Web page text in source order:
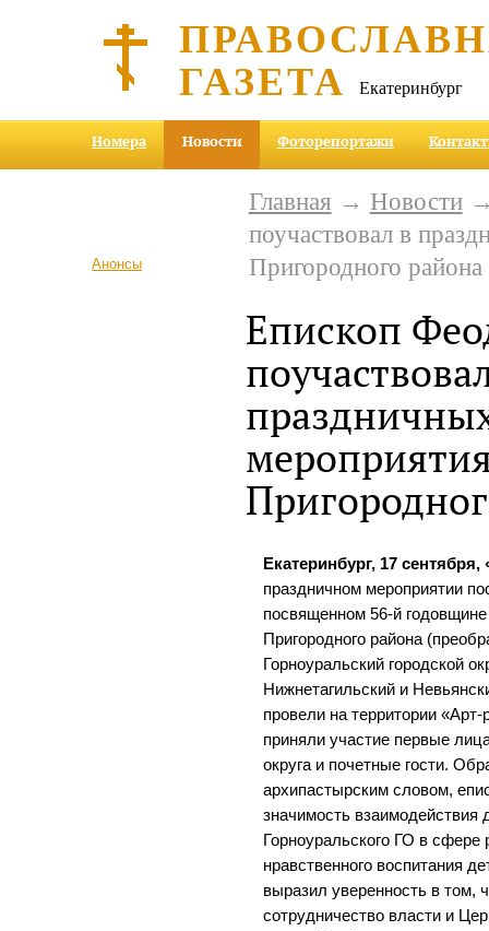
ГАЗЕТА Екатеринбург
Номера Новости Фоторепортажи
Анонсы
Главная → Новости→
поучаствовал в
Пригородного района
Епископ
Екатеринбург, 17
праздничном мероприятии
посвященном 56-й
Пригородного района
Горноуральский городской
Нижнетагильский и
провели на территории
приняли участие первые
округа и почетные гости.
архипастырским словом,
значимость взаимодействия
Горноуральского ГО в сфере
нравственного воспитания
выразил уверенность в том,
сотрудничество власти и